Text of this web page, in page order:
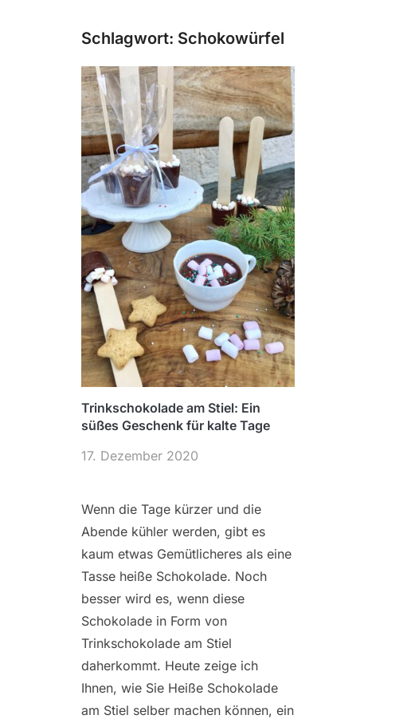
Schlagwort: Schokowürfel
Trinkschokolade am Stiel: Ein
süßes Geschenk für kalte Tage
17. Dezember 2020
Wenn die Tage kürzer und die
Abende kühler werden, gibt es
kaum etwas Gemütlicheres als eine
Tasse heiße Schokolade. Noch
besser wird es, wenn diese
Schokolade in Form von
Trinkschokolade am Stiel
daherkommt. Heute zeige ich
Ihnen, wie Sie Heiße Schokolade
am Stiel selber machen können, ein